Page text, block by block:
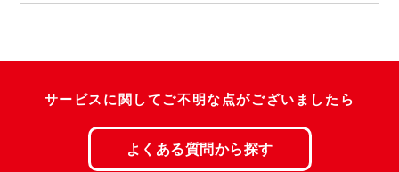
サービスに関してご不明な点がございましたら
よくある質問から探す